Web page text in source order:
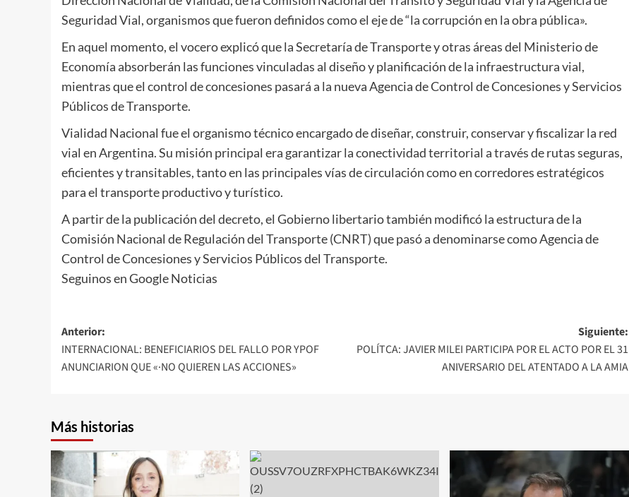
Seguridad Vial, organismos que fueron definidos como el eje de “la corrupción en la obra pública».
En aquel momento, el vocero explicó que la Secretaría de Transporte y otras áreas del Ministerio de
Economía absorberán las funciones vinculadas al diseño y planificación de la infraestructura vial,
mientras que el control de concesiones pasará a la nueva Agencia de Control de Concesiones y Servicios
Públicos de Transporte.
Vialidad Nacional fue el organismo técnico encargado de diseñar, construir, conservar y fiscalizar la red
vial en Argentina. Su misión principal era garantizar la conectividad territorial a través de rutas seguras,
eficientes y transitables, tanto en las principales vías de circulación como en corredores estratégicos
para el transporte productivo y turístico.
A partir de la publicación del decreto, el Gobierno libertario también modificó la estructura de la
Comisión Nacional de Regulación del Transporte (CNRT) que pasó a denominarse como Agencia de
Control de Concesiones y Servicios Públicos del Transporte.
Seguinos en Google Noticias
Navegación
de
entradas
Anterior:
INTERNACIONAL: BENEFICIARIOS DEL FALLO POR YPOF
ANUNCIARION QUE «·NO QUIEREN LAS ACCIONES»
Siguiente:
POLÍTCA: JAVIER MILEI PARTICIPA POR EL ACTO POR EL 31
ANIVERSARIO DEL ATENTADO A LA AMIA
Más historias